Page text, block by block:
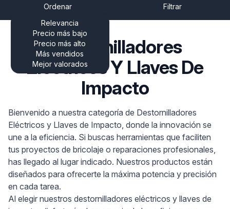
Ordenar
Relevancia
Precio más bajo
Precio más alto
Más vendidos
Mejor valorados
Filtrar
Destornilladores
Eléctricos Y Llaves De
Impacto
Bienvenido a nuestra categoría de Destornilladores
Eléctricos y Llaves de Impacto, donde la innovación se
une a la eficiencia. Si buscas herramientas que faciliten
tus proyectos de bricolaje o reparaciones profesionales,
has llegado al lugar indicado. Nuestros productos están
diseñados para ofrecerte la máxima potencia y precisión
en cada tarea.
Al elegir nuestros destornilladores eléctricos y llaves de